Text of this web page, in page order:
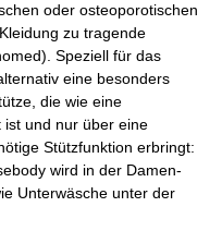
oder osteoporotischen
zu tragende
Speziell für das
eine besonders
die wie eine
ist und nur über eine
Stützfunktion erbringt:
wird in der Damen-
Unterwäsche unter der